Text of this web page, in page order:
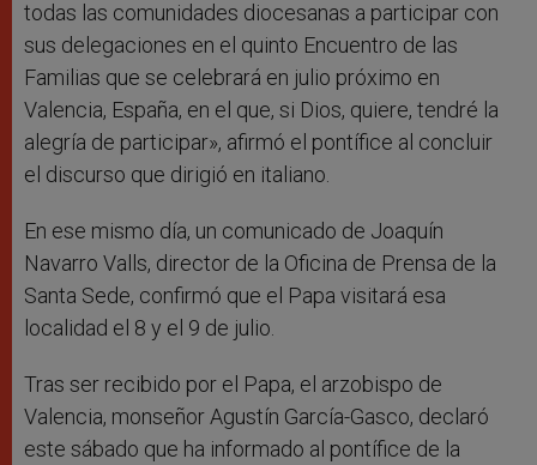
todas las comunidades diocesanas a participar con
sus delegaciones en el quinto Encuentro de las
Familias que se celebrará en julio próximo en
Valencia, España, en el que, si Dios, quiere, tendré la
alegría de participar», afirmó el pontífice al concluir
el discurso que dirigió en italiano.
En ese mismo día, un comunicado de Joaquín
Navarro Valls, director de la Oficina de Prensa de la
Santa Sede, confirmó que el Papa visitará esa
localidad el 8 y el 9 de julio.
Tras ser recibido por el Papa, el arzobispo de
Valencia, monseñor Agustín García-Gasco, declaró
este sábado que ha informado al pontífice de la